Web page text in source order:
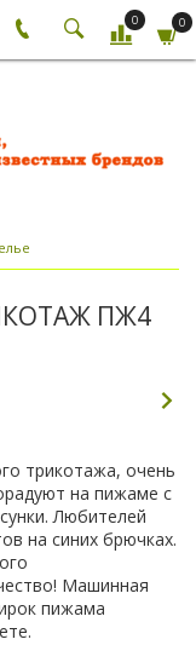
0 0
ПЖ4
трикотажа, очень
на пижаме с
Любителей
на синих брючках.
Машинная
пижама